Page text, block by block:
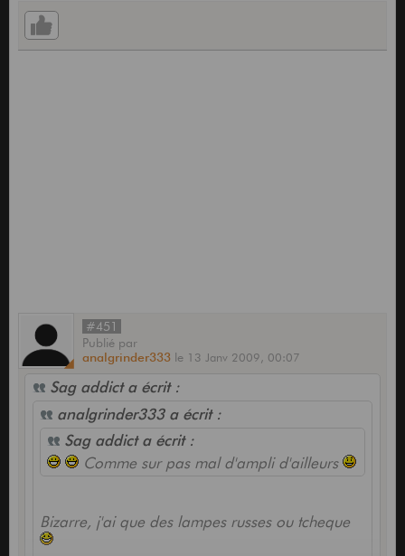
#451
Publié par
analgrinder333 le 13 Janv 2009, 00:07
Sag addict a écrit :
analgrinder333 a écrit :
Sag addict a écrit :
Comme sur pas mal d'ampli d'ailleurs
Bizarre, j'ai que des lampes russes ou tcheque